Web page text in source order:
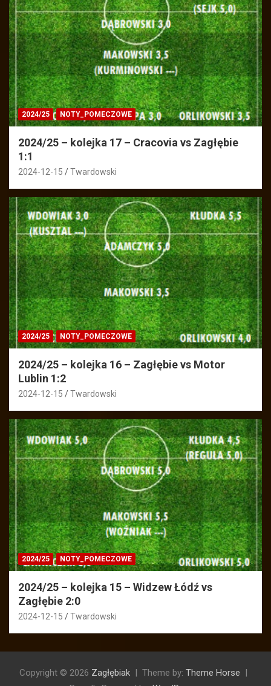
2024/25 NOTY_POMECZOWE
2024/25 – kolejka 17 – Cracovia vs Zagłębie
1:1
2024-12-15 Twardowski
2024/25 NOTY_POMECZOWE
2024/25 – kolejka 16 – Zagłębie vs Motor
Lublin 1:2
2024-12-15 Twardowski
2024/25 NOTY_POMECZOWE
2024/25 – kolejka 15 – Widzew Łódź vs
Zagłębie 2:0
2024-12-15 Twardowski
Copyright © 2026 Zagłębiak Theme by: Theme Horse